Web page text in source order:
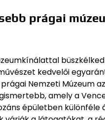
prágai
kedvelői
Nemzeti Múzeum
amely a
épületben különféle